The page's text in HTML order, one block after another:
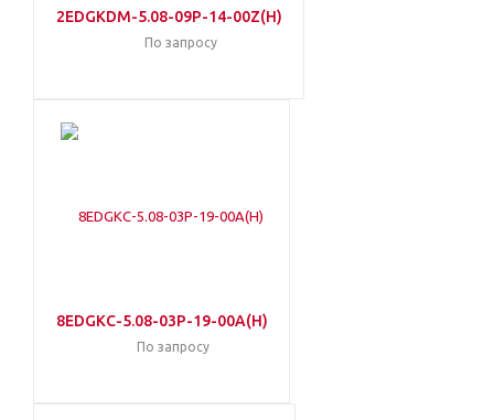
2EDGKDM-5.08-09P-14-00Z(H)
По запросу
8EDGKC-5.08-03P-19-00A(H)
По запросу